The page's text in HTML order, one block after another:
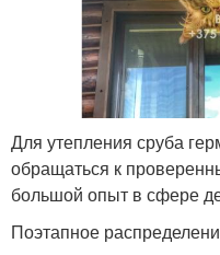
Для утепления сруба
обращаться к
большой опыт в сфере
Поэтапное